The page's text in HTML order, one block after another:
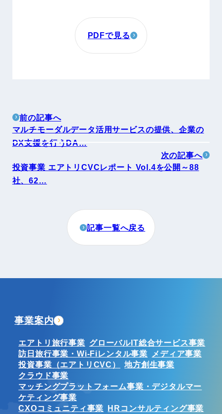
PDFで見る
前の記事へ
マルチモーダルデータ活用サービスの提供、企業の
DX支援を行うDA…
次の記事へ
投資事業 エアトリCVCレポート Vol.4を公開～88
社、62…
記事一覧へ戻る
事業案内
エアトリ旅行事業 グローバルIT総合サービス事業
訪日旅行事業・Wi-Fiレンタル事業
メディア事業
投資事業（エアトリCVC）
地方創生事業
クラウド事業
マッチングプラットフォーム事業・デジタルマー
ケティング事業
CXOコミュニティ事業
HRコンサルティング事業